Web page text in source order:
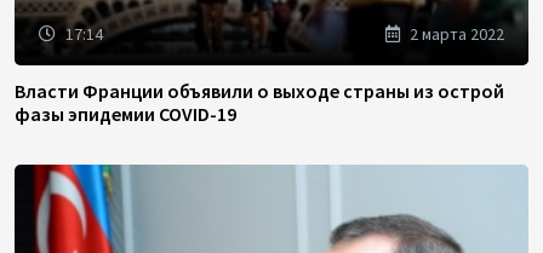
17:14 2 марта 2022
Власти Франции объявили о выходе страны из острой
фазы эпидемии COVID-19